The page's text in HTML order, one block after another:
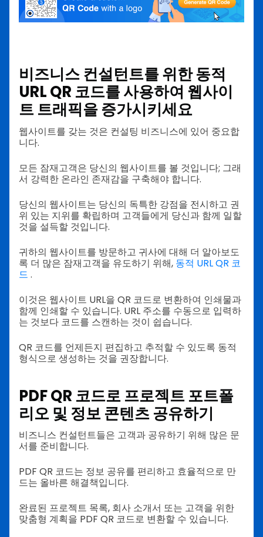
비즈니스 컨설턴트를 위한 동적
URL QR 코드를 사용하여 웹사이
트 트래픽을 증가시키세요
웹사이트를 갖는 것은 컨설팅 비즈니스에 있어 중요합
니다.
모든 잠재고객은 당신의 웹사이트를 볼 것입니다; 그래
서 강력한 온라인 존재감을 구축해야 합니다.
당신의 웹사이트는 당신의 독특한 강점을 전시하고 권
위 있는 지위를 확립하며 고객들에게 당신과 함께 일할
것을 설득할 것입니다.
귀하의 웹사이트를 방문하고 귀사에 대해 더 알아보도
록 더 많은 잠재고객을 유도하기 위해, 동적 URL QR 코
드 .
이것은 웹사이트 URL을 QR 코드로 변환하여 인쇄물과
함께 인쇄할 수 있습니다. URL 주소를 수동으로 입력하
는 것보다 코드를 스캔하는 것이 쉽습니다.
QR 코드를 언제든지 편집하고 추적할 수 있도록 동적
형식으로 생성하는 것을 권장합니다.
PDF QR 코드로 프로젝트 포트폴
리오 및 정보 콘텐츠 공유하기
비즈니스 컨설턴트들은 고객과 공유하기 위해 많은 문
서를 준비합니다.
PDF QR 코드는 정보 공유를 편리하고 효율적으로 만
드는 올바른 해결책입니다.
완료된 프로젝트 목록, 회사 소개서 또는 고객을 위한
맞춤형 계획을 PDF QR 코드로 변환할 수 있습니다.